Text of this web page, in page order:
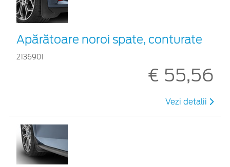
Apărătoare noroi spate, conturate
2136901
€ 55,56
Vezi detalii